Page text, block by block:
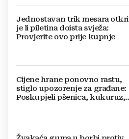
Jednostavan trik mesara
je li piletina doista svježa:
Provjerite ovo prije kupnje
Cijene hrane ponovno rastu,
stiglo upozorenje za građane:
Poskupjeli pšenica, kukuruz,